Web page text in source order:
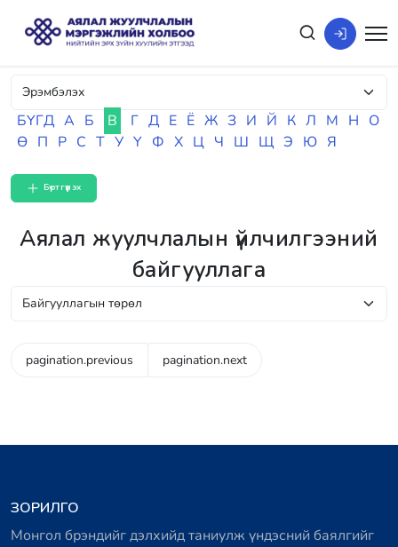
БҮГД А Б В Г Д Е Ё Ж З И Й К Л М Н О
Ө П Р С Т У Ү Ф Х Ц Ч Ш Щ Э Ю Я
Бүртгүүлэх
Аялал жуулчлалын үйлчилгээний
байгууллага
pagination.previous pagination.next
ЗОРИЛГО
Монгол брэндийг дэлхийд таниулж үндэсний баялгийг